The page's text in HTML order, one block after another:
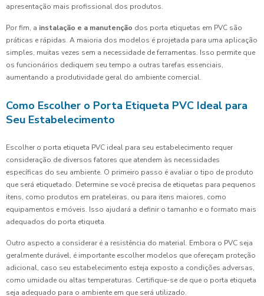
apresentação mais profissional dos produtos.
Por fim, a instalação e a manutenção dos porta etiquetas em PVC são
práticas e rápidas. A maioria dos modelos é projetada para uma aplicação
simples, muitas vezes sem a necessidade de ferramentas. Isso permite que
os funcionários dediquem seu tempo a outras tarefas essenciais,
aumentando a produtividade geral do ambiente comercial.
Como Escolher o Porta Etiqueta PVC Ideal para
Seu Estabelecimento
Escolher o porta etiqueta PVC ideal para seu estabelecimento requer
consideração de diversos fatores que atendem às necessidades
específicas do seu ambiente. O primeiro passo é avaliar o tipo de produto
que será etiquetado. Determine se você precisa de etiquetas para pequenos
itens, como produtos em prateleiras, ou para itens maiores, como
equipamentos e móveis. Isso ajudará a definir o tamanho e o formato mais
adequados do porta etiqueta.
Outro aspecto a considerar é a resistência do material. Embora o PVC seja
geralmente durável, é importante escolher modelos que ofereçam proteção
adicional, caso seu estabelecimento esteja exposto a condições adversas,
como umidade ou altas temperaturas. Certifique-se de que o porta etiqueta
seja adequado para o ambiente em que será utilizado.